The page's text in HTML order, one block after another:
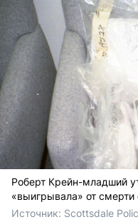
Роберт Крейн-младший
«выигрывала» от смерти
Источник: Scottsdale